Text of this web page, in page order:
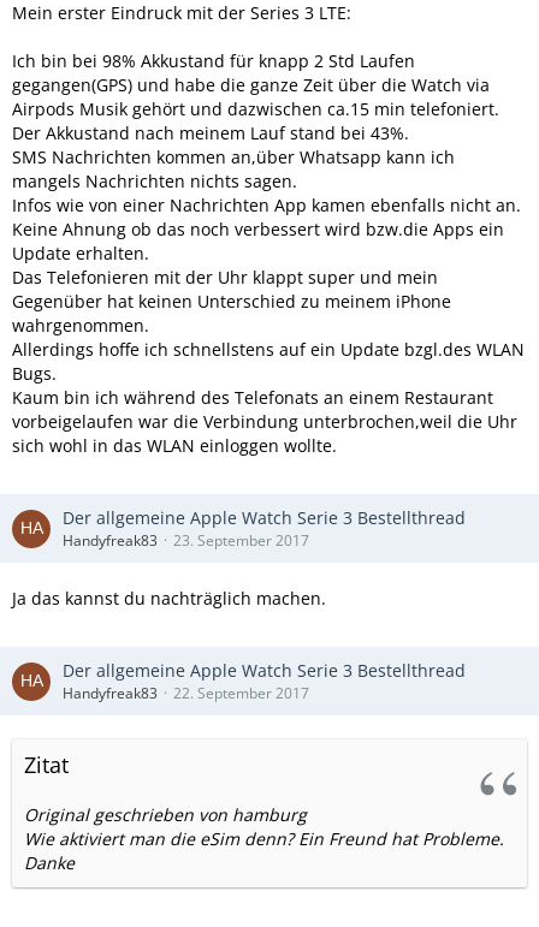
Mein erster Eindruck mit der Series 3 LTE:
Ich bin bei 98% Akkustand für knapp 2 Std Laufen
gegangen(GPS) und habe die ganze Zeit über die Watch via
Airpods Musik gehört und dazwischen ca.15 min telefoniert.
Der Akkustand nach meinem Lauf stand bei 43%.
SMS Nachrichten kommen an,über Whatsapp kann ich
mangels Nachrichten nichts sagen.
Infos wie von einer Nachrichten App kamen ebenfalls nicht an.
Keine Ahnung ob das noch verbessert wird bzw.die Apps ein
Update erhalten.
Das Telefonieren mit der Uhr klappt super und mein
Gegenüber hat keinen Unterschied zu meinem iPhone
wahrgenommen.
Allerdings hoffe ich schnellstens auf ein Update bzgl.des WLAN
Bugs.
Kaum bin ich während des Telefonats an einem Restaurant
vorbeigelaufen war die Verbindung unterbrochen,weil die Uhr
sich wohl in das WLAN einloggen wollte.
Der allgemeine Apple Watch Serie 3 Bestellthread
Handyfreak83 23. September 2017
Ja das kannst du nachträglich machen.
Der allgemeine Apple Watch Serie 3 Bestellthread
Handyfreak83 22. September 2017
Zitat
Original geschrieben von hamburg
Wie aktiviert man die eSim denn? Ein Freund hat Probleme.
Danke